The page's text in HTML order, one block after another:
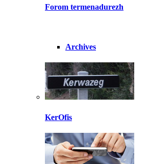
Forom termenadurezh
Archives
KerOfis